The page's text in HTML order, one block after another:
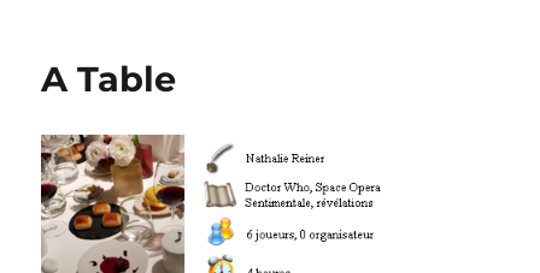
A Table